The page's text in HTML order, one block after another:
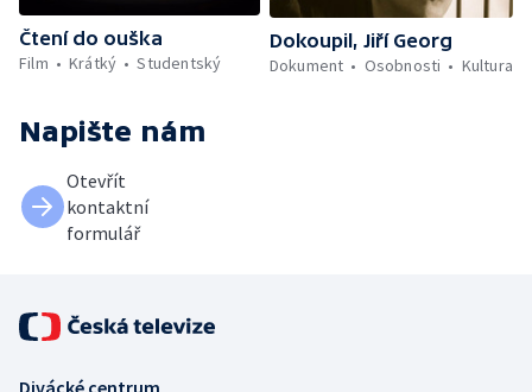
Čtení do ouška
Film
Krátký Studentský
Dokoupil, Jiří Georg
Dokument
Osobnosti Kultura
Napište nám
Otevřít
kontaktní
formulář
Divácké centrum